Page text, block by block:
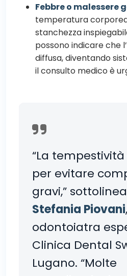
Febbre o malessere
temperatura
stanchezza
possono indicare che
diffusa, diventando
il consulto medico è
“La
per evitare
gravi,”
Stefania Piovani,
odontoiatra
Clinica Dental
Lugano. “Molte